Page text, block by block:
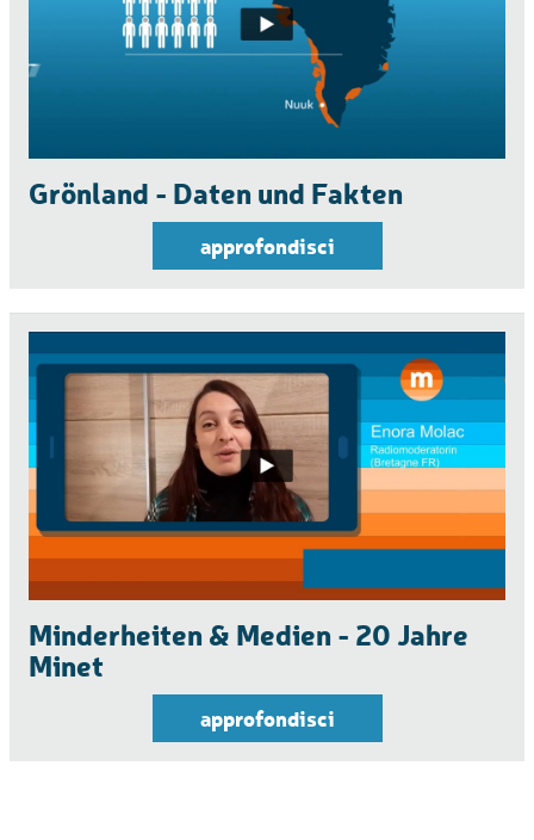
Grönland - Daten und Fakten
approfondisci
Minderheiten & Medien - 20 Jahre
Minet
approfondisci